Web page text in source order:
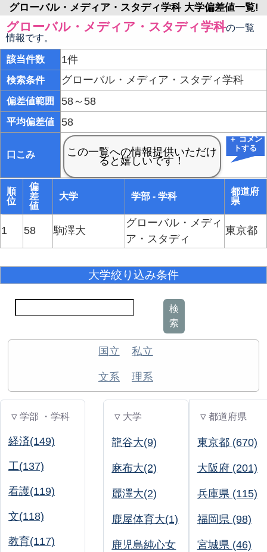
グローバル・メディア・スタディ学科 大学偏差値一覧!
グローバル・メディア・スタディ学科の一覧
情報です。
該当件数 1件
検索条件 グローバル・メディア・スタディ学科
偏差値範囲 58～58
平均偏差値 58
口こみ
＋ コメン
トする
順
位
偏
差
値
大学 学部 - 学科
都道府
県
1 58 駒澤大
グローバル・メディ
ア・スタディ
東京都
大学絞り込み条件
検
索
国立 私立
文系 理系
▽ 学部 ・学科
経済(149)
工(137)
看護(119)
文(118)
教育(117)
▽ 大学
龍谷大(9)
麻布大(2)
麗澤大(2)
鹿屋体育大(1)
鹿児島純心女
▽ 都道府県
東京都 (670)
大阪府 (201)
兵庫県 (115)
福岡県 (98)
宮城県 (46)